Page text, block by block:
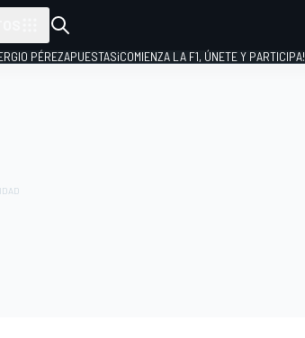
PÉREZAPUESTAS¡COMIENZA LA F1, ÚNETE Y PARTICIPA!